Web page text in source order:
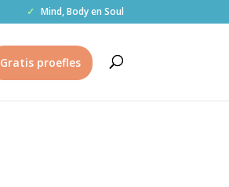
✓ Mind, Body en Soul
Gratis proefles